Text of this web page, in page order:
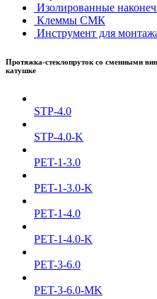
Изолированные
Клеммы СМК
Инструмент для
Протяжка-стеклопруток со сменными
катушке
STP-4.0
STP-4.0-K
PET-1-3.0
PET-1-3.0-K
PET-1-4.0
PET-1-4.0-K
PET-3-6.0
PET-3-6.0-MK